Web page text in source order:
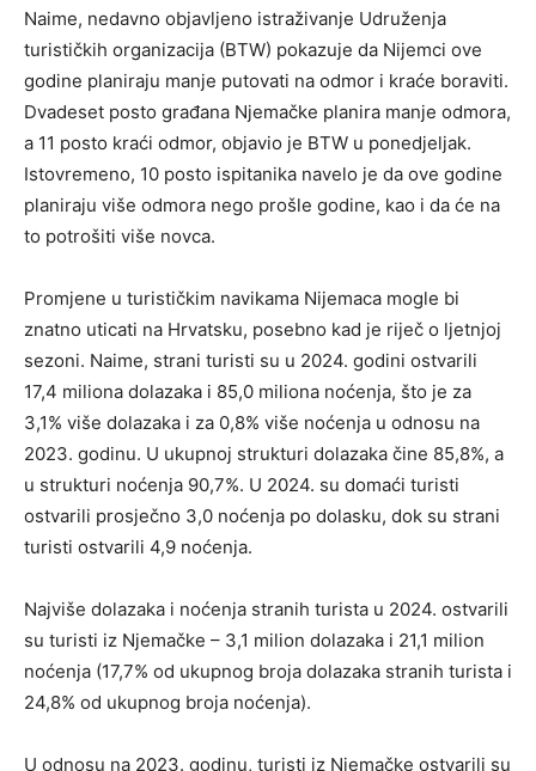
Naime, nedavno objavljeno istraživanje Udruženja
turističkih organizacija (BTW) pokazuje da Nijemci ove
godine planiraju manje putovati na odmor i kraće boraviti.
Dvadeset posto građana Njemačke planira manje odmora,
a 11 posto kraći odmor, objavio je BTW u ponedjeljak.
Istovremeno, 10 posto ispitanika navelo je da ove godine
planiraju više odmora nego prošle godine, kao i da će na
to potrošiti više novca.
Promjene u turističkim navikama Nijemaca mogle bi
znatno uticati na Hrvatsku, posebno kad je riječ o ljetnjoj
sezoni. Naime, strani turisti su u 2024. godini ostvarili
17,4 miliona dolazaka i 85,0 miliona noćenja, što je za
3,1% više dolazaka i za 0,8% više noćenja u odnosu na
2023. godinu. U ukupnoj strukturi dolazaka čine 85,8%, a
u strukturi noćenja 90,7%. U 2024. su domaći turisti
ostvarili prosječno 3,0 noćenja po dolasku, dok su strani
turisti ostvarili 4,9 noćenja.
Najviše dolazaka i noćenja stranih turista u 2024. ostvarili
su turisti iz Njemačke – 3,1 milion dolazaka i 21,1 milion
noćenja (17,7% od ukupnog broja dolazaka stranih turista i
24,8% od ukupnog broja noćenja).
U odnosu na 2023. godinu, turisti iz Njemačke ostvarili su